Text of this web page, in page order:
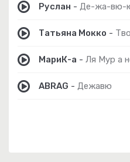
Руслан - Де-жа-
Татьяна Мокко -
МариК-а - Ля Мур а
ABRAG - Дежавю